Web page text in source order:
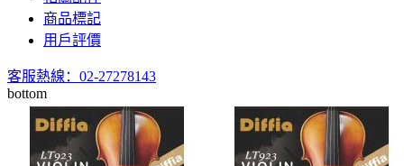
商品標記
用戶評價
客服熱線：02-27278143
bottom